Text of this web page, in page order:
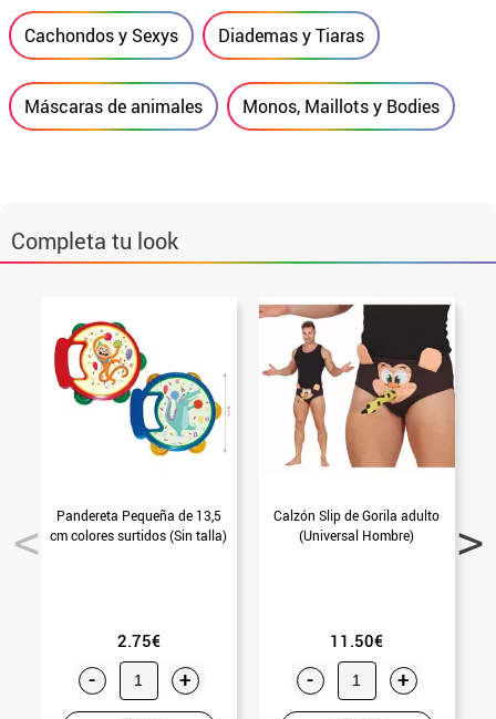
Cachondos y Sexys Diademas y Tiaras
Máscaras de animales Monos, Maillots y Bodies
Completa tu look
Pandereta Pequeña de 13,5
cm colores surtidos (Sin talla)
2.75€
- +
Calzón Slip de Gorila adulto
(Universal Hombre)
11.50€
- +